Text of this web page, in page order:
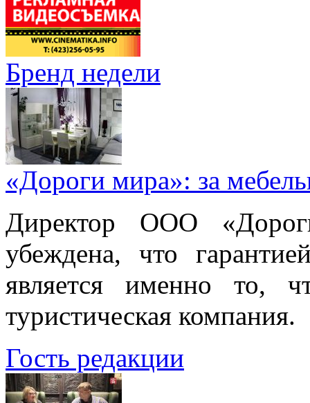
Бренд недели
«Дороги мира»: за
Директор ООО
убеждена, что
является именно то,
туристическая компания.
Гость редакции